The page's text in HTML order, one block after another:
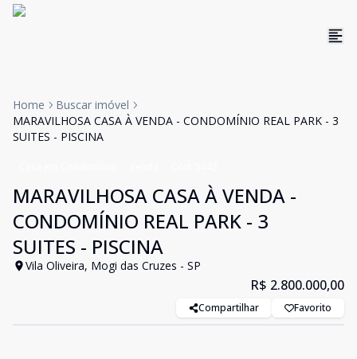
Home
Buscar imóvel
MARAVILHOSA CASA À VENDA - CONDOMÍNIO REAL PARK - 3
SUITES - PISCINA
MARAVILHOSA CASA À VENDA -
CONDOMÍNIO REAL PARK - 3
SUITES - PISCINA
Vila Oliveira, Mogi das Cruzes - SP
R$ 2.800.000,00
Compartilhar Favorito